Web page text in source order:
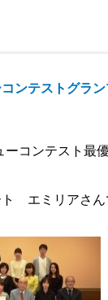
ンテストグラ
ーコンテスト最
ト エミリアさん